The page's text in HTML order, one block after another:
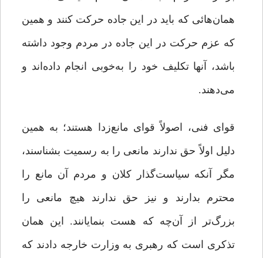
همان‌هائی که باید در این جاده حرکت کنند و همین‌
که عزم حرکت در این جاده در مردم وجود داشته
باشد، آنها تکلیف خود را به‌خوبی انجام داده‌اند و
می‌دهند.
قوای فنی، اصولاً قوای مانع‌زدا هستند؛ به همین
دلیل اولاً حق ندارند مانعی را به رسمیت بشناسند،
مگر آنکه سیاست‌گذار کلان و مردم آن مانع را
محترم بدارند و نیز حق ندارند هیچ مانعی را
بزرگ‌تر از آن‌چه که هست بنمایانند. این همان
تذکری است که رهبری به وزارت خارجه دادند که